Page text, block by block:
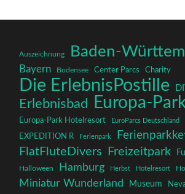
Auszeichnung Baden-
Bayern Bodensee Center Parcs Charity
Die ErlebnisPostille
Erlebnisbad Europa-
Europa-Park Hotelresort EuroParcs Deutschland
EXPEDITION R Ferienpark
FlatFluteDivers Freizeitpark
Halloween Hamburg Herbst Hotelresort
Miniatur Wunderland
Museum